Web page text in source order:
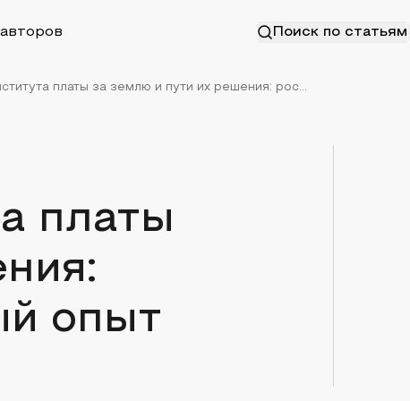
Поиск по статьям
платы за землю и пути их решения: рос...
платы
опыт